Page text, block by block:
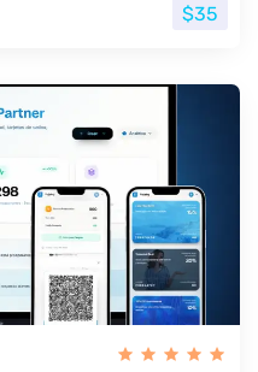
$35